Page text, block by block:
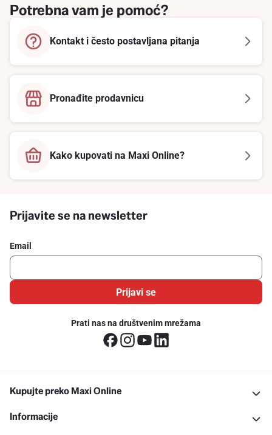
Potrebna vam je pomoć?
Kontakt i često postavljana pitanja
Pronađite prodavnicu
Kako kupovati na Maxi Online?
Prijavite se na newsletter
Email
Prijavi se
Prati nas na društvenim mrežama
Kupujte preko Maxi Online
Informacije